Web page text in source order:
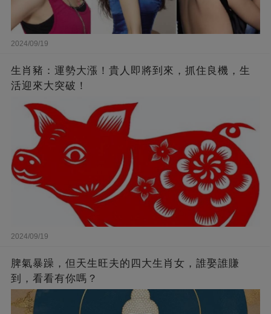
2024/09/19
生肖豬：運勢大漲！貴人即將到來，抓住良機，生
活迎來大突破！
2024/09/19
脾氣暴躁，但天生旺夫的四大生肖女，誰娶誰賺
到，看看有你嗎？